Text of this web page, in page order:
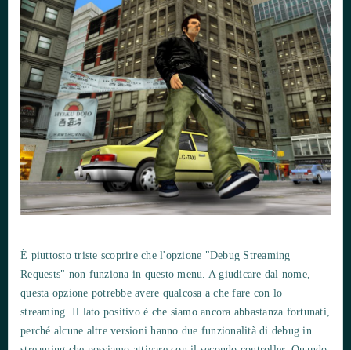
È piuttosto triste scoprire che l'opzione "Debug Streaming
Requests" non funziona in questo menu. A giudicare dal nome,
questa opzione potrebbe avere qualcosa a che fare con lo
streaming. Il lato positivo è che siamo ancora abbastanza fortunati,
perché alcune altre versioni hanno due funzionalità di debug in